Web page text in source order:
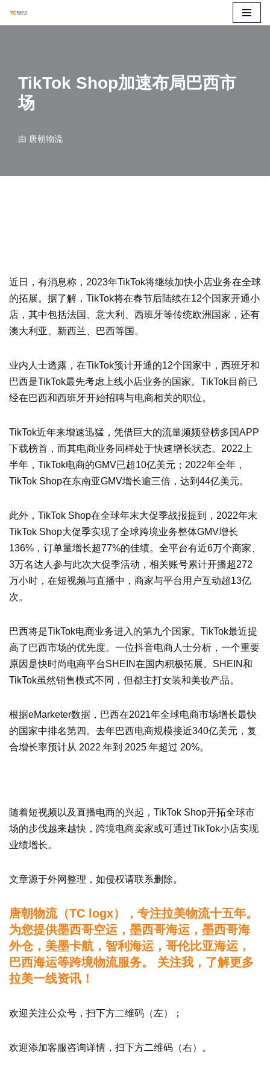
文TikTok Shop加速布局巴西市
场
由 唐朝物流
近日，有消息称，2023年TikTok将继续加快小店业务在全球
的拓展。据了解，TikTok将在春节后陆续在12个国家开通小
店，其中包括法国、意大利、西班牙等传统欧洲国家，还有
澳大利亚、新西兰、巴西等国。
业内人士透露，在TikTok预计开通的12个国家中，西班牙和
巴西是TikTok最先考虑上线小店业务的国家。TikTok目前已
经在巴西和西班牙开始招聘与电商相关的职位。
TikTok近年来增速迅猛，凭借巨大的流量频频登榜多国APP
下载榜首，而其电商业务同样处于快速增长状态。2022上
半年，TikTok电商的GMV已超10亿美元；2022年全年，
TikTok Shop在东南亚GMV增长逾三倍，达到44亿美元。
此外，TikTok Shop在全球年末大促季战报提到，2022年末
TikTok Shop大促季实现了全球跨境业务整体GMV增长
136%，订单量增长超77%的佳绩。全平台有近6万个商家、
3万名达人参与此次大促季活动，相关账号累计开播超272
万小时，在短视频与直播中，商家与平台用户互动超13亿
次。
巴西将是TikTok电商业务进入的第九个国家。TikTok最近提
高了巴西市场的优先度。一位抖音电商人士分析，一个重要
原因是快时尚电商平台SHEIN在国内积极拓展。SHEIN和
TikTok虽然销售模式不同，但都主打女装和美妆产品。
根据eMarketer数据，巴西在2021年全球电商市场增长最快
的国家中排名第四。去年巴西电商规模接近340亿美元，复
合增长率预计从 2022 年到 2025 年超过 20%。
随着短视频以及直播电商的兴起，TikTok Shop开拓全球市
场的步伐越来越快，跨境电商卖家或可通过TikTok小店实现
业绩增长。
文章源于外网整理，如侵权请联系删除。
唐朝物流（TC logx），专注拉美物流十五年。
为您提供墨西哥空运，墨西哥海运，墨西哥海
外仓，美墨卡航，智利海运，哥伦比亚海运，
巴西海运等跨境物流服务。 关注我，了解更多
拉美一线资讯！
欢迎关注公众号，扫下方二维码（左）；
欢迎添加客服咨询详情，扫下方二维码（右）。